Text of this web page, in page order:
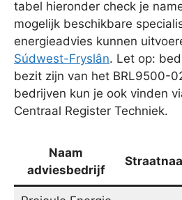
tabel hieronder check je
mogelijk beschikbare
energieadvies kunnen
Súdwest-Fryslân. Let op:
bezit zijn van het BRL9500-
bedrijven kun je ook vinden
Centraal Register Techniek.
Naam
adviesbedrijf